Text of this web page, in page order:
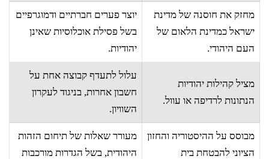
מחזק את חוסנה של מדינת
ישראל כמדינת הלאום של
העם היהודי.
יוצר פערים חברתיים ודמוגרפיים
בשל פסילת אוכלוסיות שאינן
יהודיות.
מציל קהילות יהודיות
הנתונות לרדיפה או עוול.
עלול לתעדף קבוצה אחת על
חשבון אחרות, בניגוד לעקרון
השוויון.
מבוסס על ההיסטוריה והחזון
הציוני להבטחת בית
מעורר שאלות של תיחום הזהות
היהודית, בשל הגדרות מורכבות